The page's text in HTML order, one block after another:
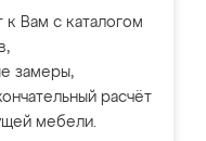
Вам с каталогом
замеры,
расчёт
мебели.